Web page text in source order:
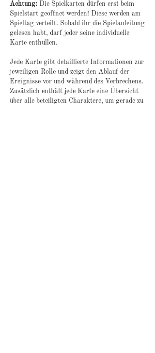
Achtung: Die Spielkarten dürfen erst beim
Spielstart geöffnet werden! Diese werden am
Spieltag verteilt. Sobald ihr die Spielanleitung
gelesen habt, darf jeder seine individuelle
Karte enthüllen.
Jede Karte gibt detaillierte Informationen zur
jeweiligen Rolle und zeigt den Ablauf der
Ereignisse vor und während des Verbrechens.
Zusätzlich enthält jede Karte eine Übersicht
über alle beteiligten Charaktere, um gerade zu